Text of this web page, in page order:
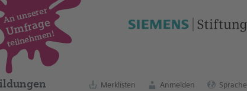
Merklisten Anmelden Sprache
An unserer
Umfrage
teilnehmen!
Sie auf unserem spanischen Bildungsportal